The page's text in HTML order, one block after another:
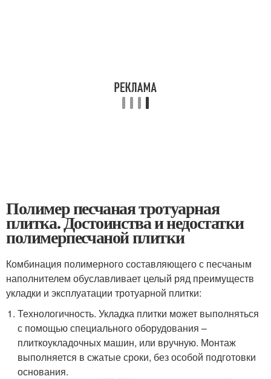
Полимер песчаная тротуарная
плитка. Достоинства и недостатки
полимерпесчаной плитки
Комбинация полимерного составляющего с песчаным
наполнителем обуславливает целый ряд преимуществ
укладки и эксплуатации тротуарной плитки:
Технологичность. Укладка плитки может выполняться
с помощью специального оборудования –
плиткоукладочных машин, или вручную. Монтаж
выполняется в сжатые сроки, без особой подготовки
основания.